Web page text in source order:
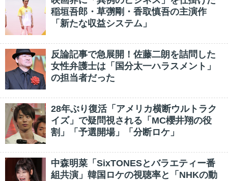
稲垣吾郎・草彅剛・香取慎吾の主演作
「新たな収益システム」
反論記事で急展開！佐藤二朗を詰問した
女性弁護士は「国分太一ハラスメント」
の担当者だった
28年ぶり復活「アメリカ横断ウルトラク
イズ」で疑問視される「MC櫻井翔の役
割」「予選開場」「分断ロケ」
中森明菜「SixTONESとバラエティー番
組共演」韓国ロケの視聴率と「NHKの動